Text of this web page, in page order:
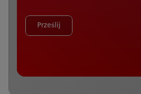
Prześlij